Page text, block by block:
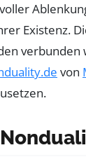
Existenz.
verbunden
von